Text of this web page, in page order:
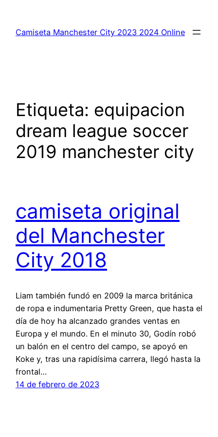
contenido
Camiseta Manchester City 2023 2024 Online
Etiqueta: equipacion
dream league soccer
2019 manchester city
camiseta original
del Manchester
City 2018
Liam también fundó en 2009 la marca británica
de ropa e indumentaria Pretty Green, que hasta el
día de hoy ha alcanzado grandes ventas en
Europa y el mundo. En el minuto 30, Godín robó
un balón en el centro del campo, se apoyó en
Koke y, tras una rapidísima carrera, llegó hasta la
frontal…
14 de febrero de 2023